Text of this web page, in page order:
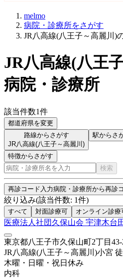
melmo
病院・診療所をさがす
JR八高線(八王子～高麗川)
JR八高線(八王
病院・診療所
該当件数1件
都道府県を変更
路線からさがす
JR八高線(八王子～高麗川)
駅からさ
特徴からさがす
検索
再診コード入力病院・診療所から再診
絞り込み(該当件数: 1件)
すべて 対面診療可 オンライン診療
医療法人社団久保山会 宇津木台
東京都八王子市久保山町2丁目43-
JR八高線(八王子～高麗川)小宮
木曜・日曜・祝日 休み
内科